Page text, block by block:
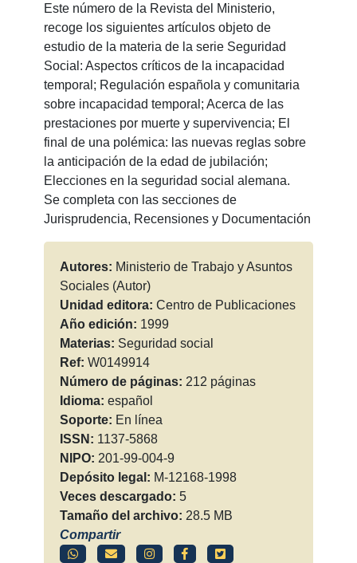
Este número de la Revista del Ministerio,
recoge los siguientes artículos objeto de
estudio de la materia de la serie Seguridad
Social: Aspectos críticos de la incapacidad
temporal; Regulación española y comunitaria
sobre incapacidad temporal; Acerca de las
prestaciones por muerte y supervivencia; El
final de una polémica: las nuevas reglas sobre
la anticipación de la edad de jubilación;
Elecciones en la seguridad social alemana.
Se completa con las secciones de
Jurisprudencia, Recensiones y Documentación
Autores: Ministerio de Trabajo y Asuntos
Sociales (Autor)
Unidad editora: Centro de Publicaciones
Año edición: 1999
Materias: Seguridad social
Ref: W0149914
Número de páginas: 212 páginas
Idioma: español
Soporte: En línea
ISSN: 1137-5868
NIPO: 201-99-004-9
Depósito legal: M-12168-1998
Veces descargado: 5
Tamaño del archivo: 28.5 MB
Compartir